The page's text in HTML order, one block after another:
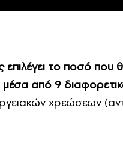
το ποσό που
από 9
χρεώσεων